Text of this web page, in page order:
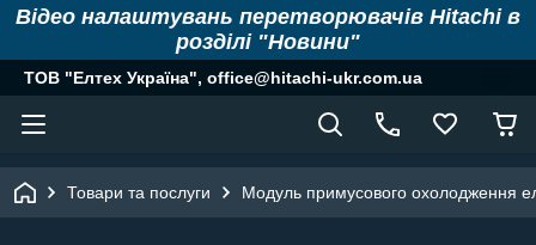
Відео налаштувань перетворювачів Hitachi в
розділі "Новини"
ТОВ "Елтех Україна", office@hitachi-ukr.com.ua
Товари та послуги Модуль примусового охолодження